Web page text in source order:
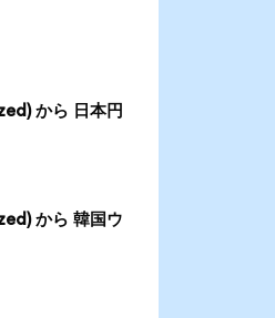
から 日本円
から 韓国ウ